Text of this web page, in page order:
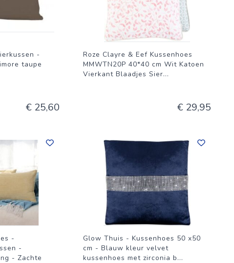
-
taupe
€ 25,60
Roze Clayre & Eef Kussenhoes
MMWTN20P 40*40 cm Wit Katoen
Vierkant Blaadjes Sier...
€ 29,95
-
-
- Zachte
Glow Thuis - Kussenhoes 50 x50
cm - Blauw kleur velvet
kussenhoes met zirconia b...